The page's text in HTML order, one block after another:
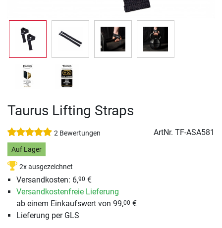
Taurus Lifting Straps
2 Bewertungen ArtNr. TF-ASA581
Auf Lager
2x ausgezeichnet
Versandkosten: 6,90 €
Versandkostenfreie Lieferung
ab einem Einkaufswert von 99,00 €
Lieferung per GLS